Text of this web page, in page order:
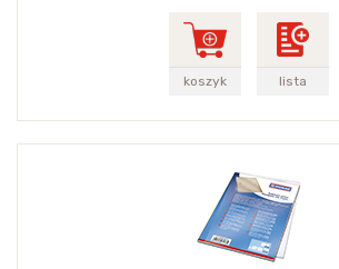
koszyk lista